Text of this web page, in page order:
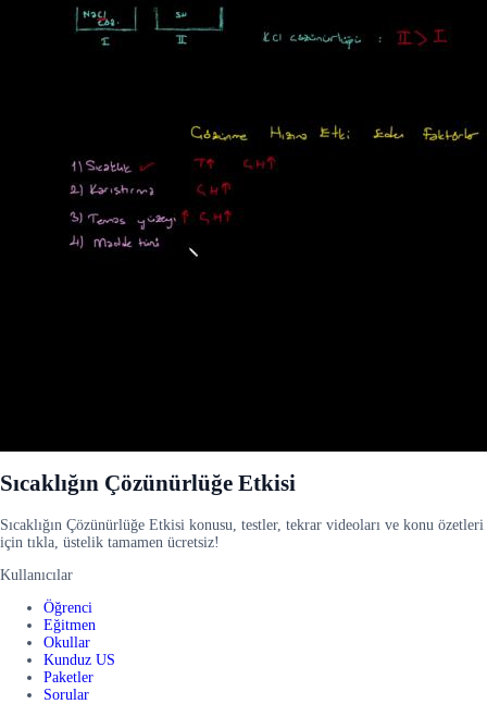
Sıcaklığın Çözünürlüğe Etkisi
Sıcaklığın Çözünürlüğe Etkisi konusu, testler, tekrar videoları ve konu özetleri
için tıkla, üstelik tamamen ücretsiz!
Kullanıcılar
Öğrenci
Eğitmen
Okullar
Kunduz US
Paketler
Sorular